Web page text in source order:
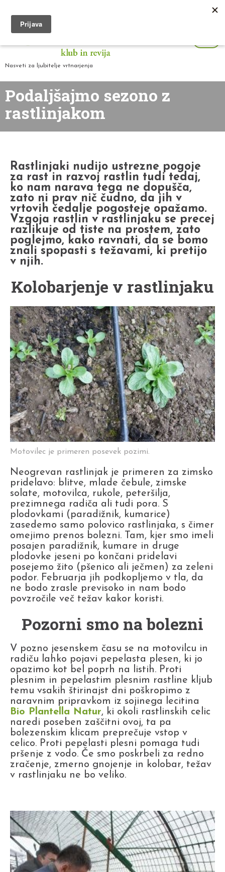
Nasveti za ljubitelje vrtnarjenja
Podaljšajmo sezono z
rastlinjakom
Rastlinjaki nudijo ustrezne pogoje
za rast in razvoj rastlin tudi tedaj,
ko nam narava tega ne dopušča,
zato ni prav nič čudno, da jih v
vrtovih čedalje pogosteje opažamo.
Vzgoja rastlin v rastlinjaku se precej
razlikuje od tiste na prostem, zato
poglejmo, kako ravnati, da se bomo
znali spopasti s težavami, ki pretijo
v njih.
Kolobarjenje v rastlinjaku
Motovilec je primeren posevek pozimi.
Neogrevan rastlinjak je primeren za zimsko
pridelavo: blitve, mlade čebule, zimske
solate, motovilca, rukole, peteršilja,
prezimnega radiča ali tudi pora. S
plodovkami (paradižnik, kumarice)
zasedemo samo polovico rastlinjaka, s čimer
omejimo prenos bolezni. Tam, kjer smo imeli
posajen paradižnik, kumare in druge
plodovke jeseni po končani pridelavi
posejemo žito (pšenico ali ječmen) za zeleni
podor. Februarja jih podkopljemo v tla, da
ne bodo zrasle previsoko in nam bodo
povzročile več težav kakor koristi.
Pozorni smo na bolezni
V pozno jesenskem času se na motovilcu in
radiču lahko pojavi pepelasta plesen, ki jo
opazimo kot bel poprh na listih. Proti
plesnim in pepelastim plesnim rastline kljub
temu vsakih štirinajst dni poškropimo z
naravnim pripravkom iz sojinega lecitina
Bio Plantella Natur, ki okoli rastlinskih celic
naredi poseben zaščitni ovoj, ta pa
bolezenskim klicam preprečuje vstop v
celico. Proti pepelasti plesni pomaga tudi
pršenje z vodo. Če smo poskrbeli za redno
zračenje, zmerno gnojenje in kolobar, težav
v rastlinjaku ne bo veliko.